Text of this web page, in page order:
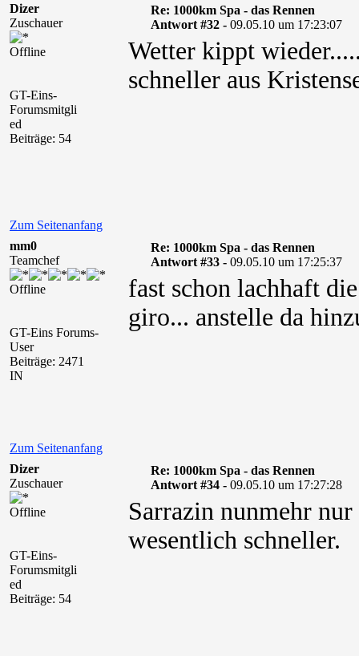
Dizer
Zuschauer
Offline
GT-Eins-
Forumsmitgli
ed
Beiträge: 54
Re: 1000km Spa - das Rennen
Antwort #32 - 09.05.10 um 17:23:07
Wetter kippt
schneller aus
Zum Seitenanfang
mm0
Teamchef
Offline
GT-Eins Forums-
User
Beiträge: 2471
IN
Re: 1000km Spa - das Rennen
Antwort #33 - 09.05.10 um 17:25:37
fast schon lachhaft
giro... anstelle da
Zum Seitenanfang
Dizer
Zuschauer
Offline
GT-Eins-
Forumsmitgli
ed
Beiträge: 54
Re: 1000km Spa - das Rennen
Antwort #34 - 09.05.10 um 17:27:28
Sarrazin nunmehr
wesentlich schneller.